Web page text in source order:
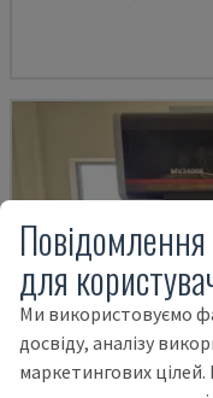
для
Ми використовуємо
досвіду, аналізу
маркетингових